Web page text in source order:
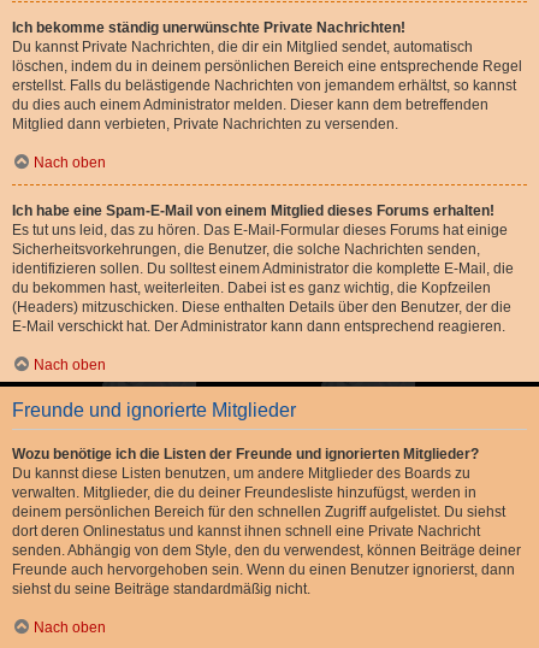
Ich bekomme ständig unerwünschte Private Nachrichten!
Du kannst Private Nachrichten, die dir ein Mitglied sendet, automatisch
löschen, indem du in deinem persönlichen Bereich eine entsprechende Regel
erstellst. Falls du belästigende Nachrichten von jemandem erhältst, so kannst
du dies auch einem Administrator melden. Dieser kann dem betreffenden
Mitglied dann verbieten, Private Nachrichten zu versenden.
Nach oben
Ich habe eine Spam-E-Mail von einem Mitglied dieses Forums erhalten!
Es tut uns leid, das zu hören. Das E-Mail-Formular dieses Forums hat einige
Sicherheitsvorkehrungen, die Benutzer, die solche Nachrichten senden,
identifizieren sollen. Du solltest einem Administrator die komplette E-Mail, die
du bekommen hast, weiterleiten. Dabei ist es ganz wichtig, die Kopfzeilen
(Headers) mitzuschicken. Diese enthalten Details über den Benutzer, der die
E-Mail verschickt hat. Der Administrator kann dann entsprechend reagieren.
Nach oben
Freunde und ignorierte Mitglieder
Wozu benötige ich die Listen der Freunde und ignorierten Mitglieder?
Du kannst diese Listen benutzen, um andere Mitglieder des Boards zu
verwalten. Mitglieder, die du deiner Freundesliste hinzufügst, werden in
deinem persönlichen Bereich für den schnellen Zugriff aufgelistet. Du siehst
dort deren Onlinestatus und kannst ihnen schnell eine Private Nachricht
senden. Abhängig von dem Style, den du verwendest, können Beiträge deiner
Freunde auch hervorgehoben sein. Wenn du einen Benutzer ignorierst, dann
siehst du seine Beiträge standardmäßig nicht.
Nach oben